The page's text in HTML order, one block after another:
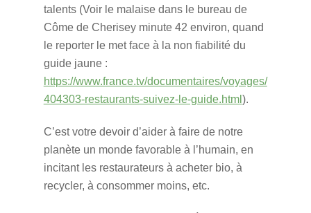
talents (Voir le malaise dans le bureau de
Côme de Cherisey minute 42 environ, quand
le reporter le met face à la non fiabilité du
guide jaune :
https://www.france.tv/documentaires/voyages/
404303-restaurants-suivez-le-guide.html ).
C’est votre devoir d’aider à faire de notre
planète un monde favorable à l’humain, en
incitant les restaurateurs à acheter bio, à
recycler, à consommer moins, etc.